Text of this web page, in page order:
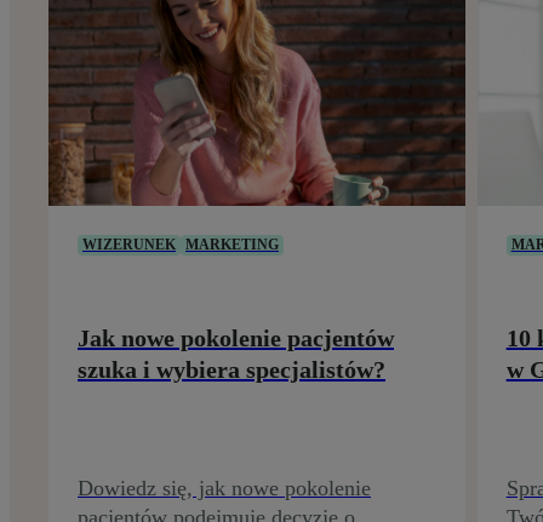
WIZERUNEK MARKETING
Jak nowe pokolenie pacjentów
szuka i wybiera specjalistów?
Dowiedz się, jak nowe pokolenie
pacjentów podejmuje decyzję o
10
w